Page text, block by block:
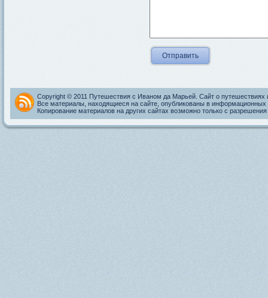
Copyright © 2011 Путешествия с Иваном да Марьей. Сайт о путешествиях
Все материалы, находящиеся на сайте, опубликованы в информационных
Копирование материалов на других сайтах возможно только с разрешения